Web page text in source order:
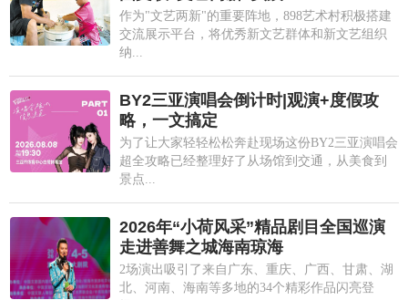
作为"文艺两新"的重要阵地，898艺术村积极搭建
交流展示平台，将优秀新文艺群体和新文艺组织
纳...
BY2三亚演唱会倒计时|观演+度假攻
略，一文搞定
为了让大家轻轻松松奔赴现场这份BY2三亚演唱会
超全攻略已经整理好了从场馆到交通，从美食到
景点...
2026年“小荷风采”精品剧目全国巡演
走进善舞之城海南琼海
2场演出吸引了来自广东、重庆、广西、甘肃、湖
北、河南、海南等多地的34个精彩作品闪亮登